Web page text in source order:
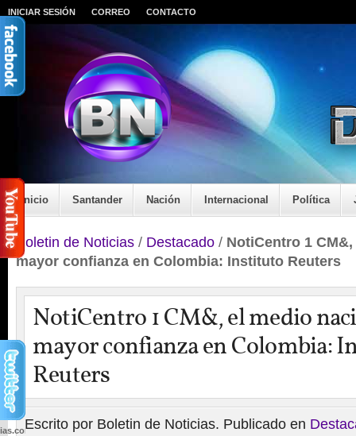
INICIAR SESIÓN CORREO CONTACTO
Inicio Santander Nación Internacional Política
Boletin de Noticias / Destacado / NotiCentro 1
mayor confianza en Colombia: Instituto Reuters
NotiCentro 1 CM&, el medio
mayor confianza en Colombia:
Reuters
Escrito por Boletin de Noticias. Publicado en
wp-